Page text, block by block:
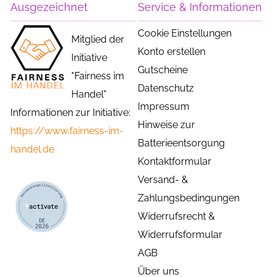
Ausgezeichnet
Mitglied der
Initiative
"Fairness im
Handel"
Informationen zur Initiative:
https://www.fairness-im-
handel.de
Service & Informationen
Cookie Einstellungen
Konto erstellen
Gutscheine
Datenschutz
Impressum
Hinweise zur
Batterieentsorgung
Kontaktformular
Versand- &
Zahlungsbedingungen
Widerrufsrecht &
Widerrufsformular
AGB
Über uns